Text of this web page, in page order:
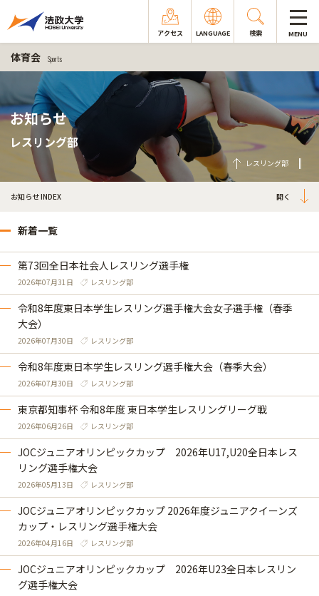
アクセス LANGUAGE 検索 MENU
体育会 Sports
お知らせ
レスリング部
レスリング部
お知らせ INDEX
新着一覧
第73回全日本社会人レスリング選手権
2026年07月31日 レスリング部
令和8年度東日本学生レスリング選手権大会女子選手権（春季
大会）
2026年07月30日 レスリング部
令和8年度東日本学生レスリング選手権大会（春季大会）
2026年07月30日 レスリング部
東京都知事杯 令和8年度 東日本学生レスリングリーグ戦
2026年06月26日 レスリング部
JOCジュニアオリンピックカップ 2026年U17,U20全日本レス
リング選手権大会
2026年05月13日 レスリング部
JOCジュニアオリンピックカップ 2026年度ジュニアクイーンズ
カップ・レスリング選手権大会
2026年04月16日 レスリング部
JOCジュニアオリンピックカップ 2026年U23全日本レスリン
グ選手権大会